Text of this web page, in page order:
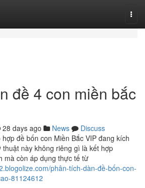
đề 4 con miền bắc
28 days ago News
Discuss
đề bốn con Miền Bắc VIP đang kích
thuật này không riêng gì là kết hợp
mà còn áp dụng thực tế từ
phân-tích-dàn-đề-bốn-con-
81124612